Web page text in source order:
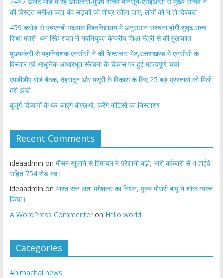
की विस्तृत समीक्षा कहा-बंद सड़कों को शीघ्र खोला जाए, लोगों को न हो दिक्कत
459 करोड़ से एचएनबी गढ़वाल विश्वविद्यालय में अनुसंधान संरचना होगी सुदृढ,उच्च
शिक्षा मंत्री धन सिंह रावत ने नवनियुक्त केन्द्रीय शिक्षा मंत्री से की मुलाकात
मुख्यमंत्री से महानिदेशक एनसीसी ने की शिष्टाचार भेंट,उत्तराखण्ड में एनसीसी के
विस्तार एवं आधुनिक आधारभूत संरचना के विकास पर हुई महत्वपूर्ण चर्चा
एमडीडीए बोर्ड बैठक, देहरादून और मसूरी के विकास के लिए 25 बड़े प्रस्तावों को मिली
हरी झंडी
बुजुर्ग-दिव्यांगों के घर जाएंगे बीएलओ, करेंगे नोटिसों का निस्तारण
Recent Comments
ideaadmin on मौसम खुलाने से हिमाचल मे परेशानी बढ़ी, भारी बर्फबारी से 4 हाईवे
सहित 754 रोड बंद !
ideaadmin on भारत रत्न लता मंगेशकर का निधन, पूज्य मोरारी बापू ने शोक व्यक्त
किया।
A WordPress Commenteron Hello world!
Categories
#himachal news